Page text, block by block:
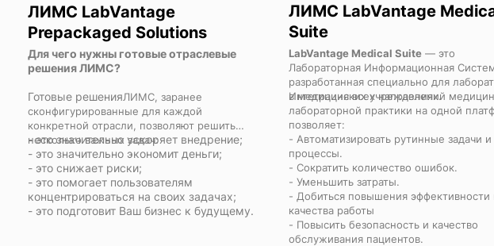
ЛИМС LabVantage
Prepackaged Solutions
Для чего нужны готовые отраслевые
решения ЛИМС?
Готовые решенияЛИМС , заранее
сконфигурированные для каждой
конкретной отрасли, позволяют решить
несколько важных задач:
- это значительно ускоряет внедрение;
- это значительно экономит деньги;
- это снижает риски;
- это помогает пользователям
концентрироваться на своих задачах;
- это подготовит Ваш бизнес к будущему.
ЛИМС LabVantage
Suite
LabVantage Medical Suite— это
Лабораторная Информационная
разработанная специально для
в медицинских учреждениях.
Интеграция всех направлений
лабораторной практики на одной
позволяет:
- Автоматизировать рутинные задачи и
процессы.
- Сократить количество ошибок.
- Уменьшить затраты.
- Добиться повышения эффективности
качества работы
- Повысить безопасность и качество
обслуживания пациентов.